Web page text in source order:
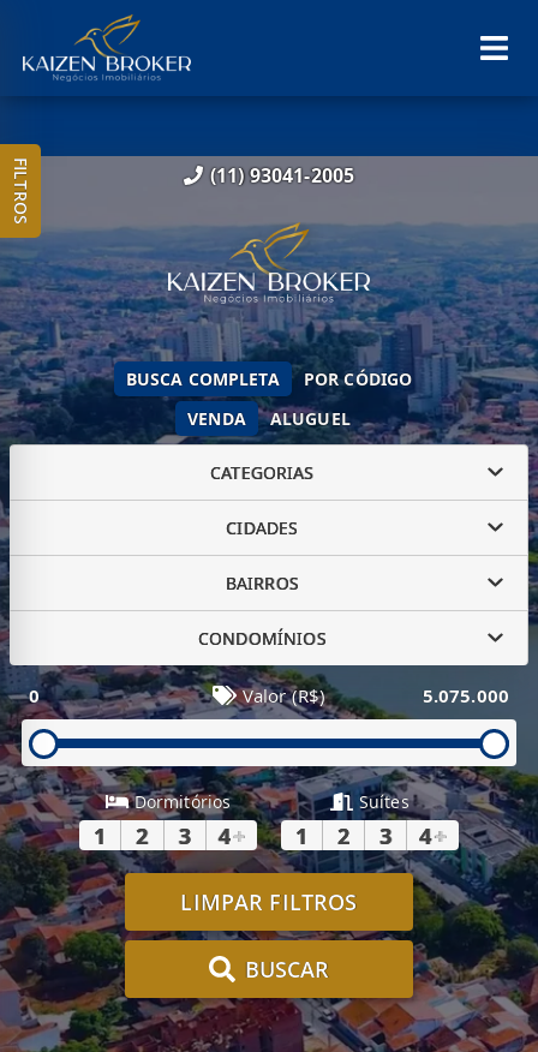
(11) 93041-2005
VENDA ALUGUEL
BUSCA COMPLETA POR CÓDIGO
CATEGORIAS
CIDADES
BAIRROS
CONDOMÍNIOS
0 Valor (R$) 5.075.000
Dormitórios
1 2 3 4+
Suítes
1 2 3 4+
LIMPAR FILTROS
BUSCAR
FILTROS